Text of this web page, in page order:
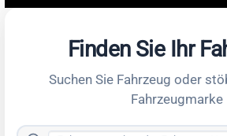
Finden Sie Ihr
Suchen Sie Fahrzeug oder
Fahrzeugmarke